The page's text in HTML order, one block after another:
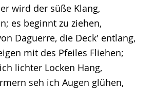
wird der süße Klang,
es beginnt zu ziehen,
Daguerre, die Deck' entlang,
mit des Pfeiles Fliehen;
lichter Locken Hang,
seh ich Augen glühen,